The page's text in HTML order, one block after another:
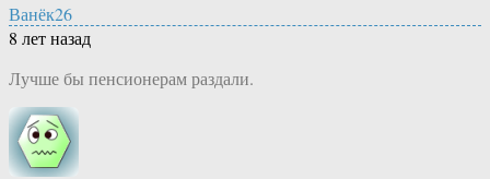
Ванёк26
8 лет назад
Лучше бы пенсионерам раздали.